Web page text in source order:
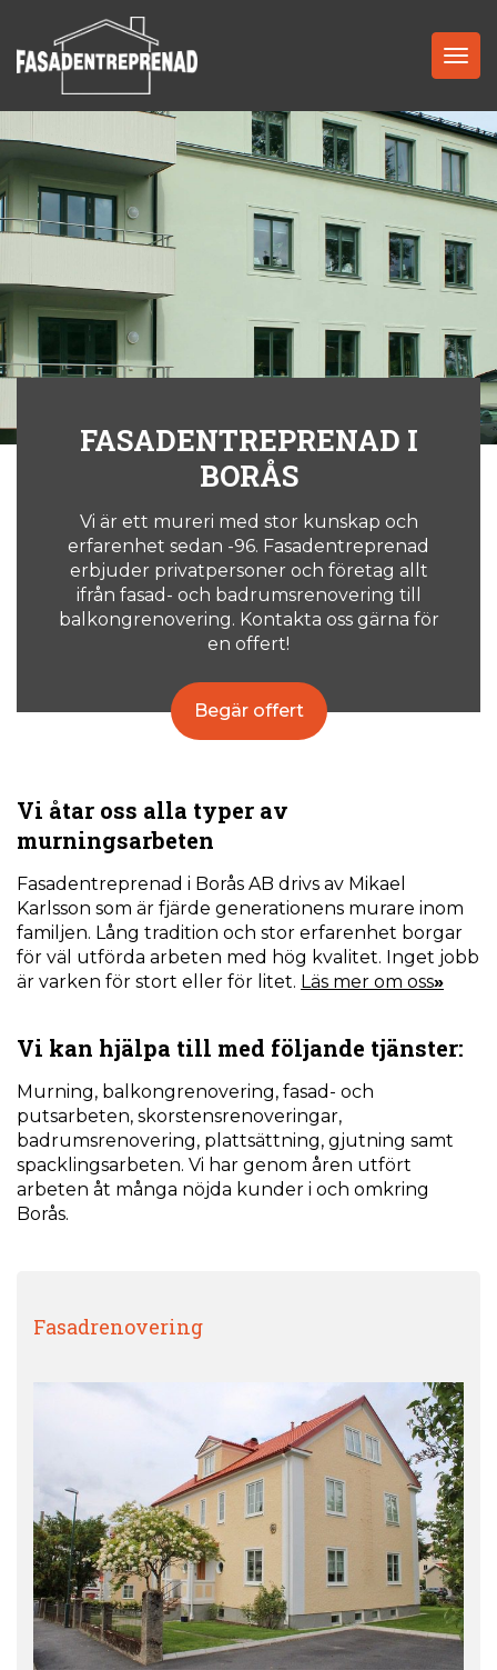
Toggle
FASADENTREPRENAD I
BORÅS
Vi är ett mureri med stor kunskap och
erfarenhet sedan -96. Fasadentreprenad
erbjuder privatpersoner och företag allt
ifrån fasad- och badrumsrenovering till
balkongrenovering. Kontakta oss gärna för
en offert!
Begär offert
Vi åtar oss alla typer av
murningsarbeten
Fasadentreprenad i Borås AB drivs av Mikael
Karlsson som är fjärde generationens murare inom
familjen. Lång tradition och stor erfarenhet borgar
för väl utförda arbeten med hög kvalitet. Inget jobb
är varken för stort eller för litet. Läs mer om oss»
Vi kan hjälpa till med följande tjänster:
Murning, balkongrenovering, fasad- och
putsarbeten, skorstensrenoveringar,
badrumsrenovering, plattsättning, gjutning samt
spacklingsarbeten. Vi har genom åren utfört
arbeten åt många nöjda kunder i och omkring
Borås.
Fasadrenovering